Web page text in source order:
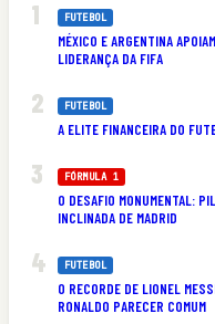
FUTEBOL
MÉXICO E ARGENTINA
LIDERANÇA DA FIFA
FUTEBOL
A ELITE FINANCEIRA DO
FÓRMULA 1
O DESAFIO MONUMENTAL:
INCLINADA DE MADRID
FUTEBOL
O RECORDE DE LIONEL
RONALDO PARECER COMUM